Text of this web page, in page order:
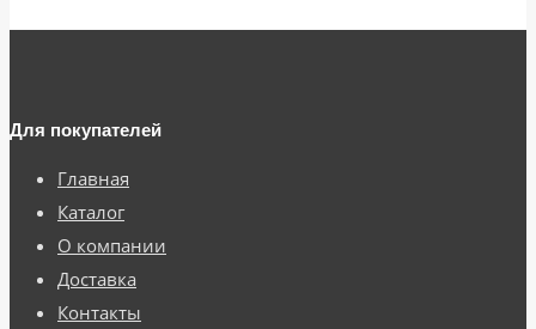
Для покупателей
Главная
Каталог
О компании
Доставка
Контакты